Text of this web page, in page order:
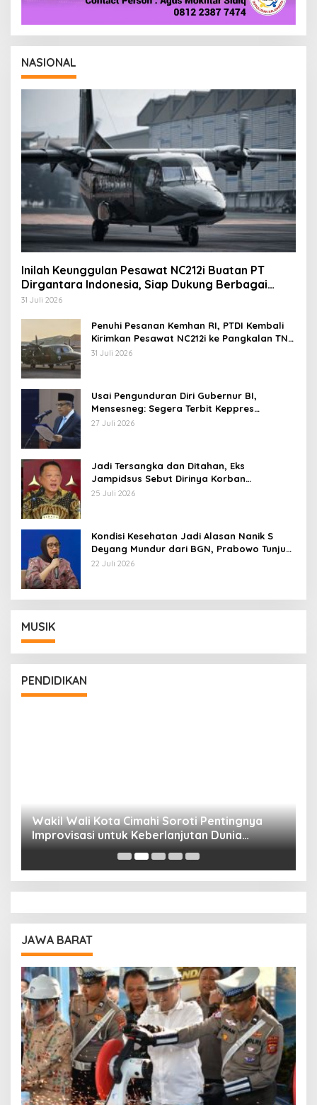
NASIONAL
Inilah Keunggulan Pesawat NC212i Buatan PT
Dirgantara Indonesia, Siap Dukung Berbagai
Operasi TNI
31 Juli 2026
Penuhi Pesanan Kemhan RI, PTDI Kembali
Kirimkan Pesawat NC212i ke Pangkalan TNI
AU
31 Juli 2026
Usai Pengunduran Diri Gubernur BI,
Mensesneg: Segera Terbit Keppres
Pemberhentian dengan Hormat
27 Juli 2026
Jadi Tersangka dan Ditahan, Eks
Jampidsus Sebut Dirinya Korban
Kriminalisasi
25 Juli 2026
Kondisi Kesehatan Jadi Alasan Nanik S
Deyang Mundur dari BGN, Prabowo Tunjuk
Wamentan Sudaryono
22 Juli 2026
MUSIK
PENDIDIKAN
Wakil Wali Kota Cimahi Soroti Pentingnya
Improvisasi untuk Keberlanjutan Dunia
Pendidikan
JAWA BARAT